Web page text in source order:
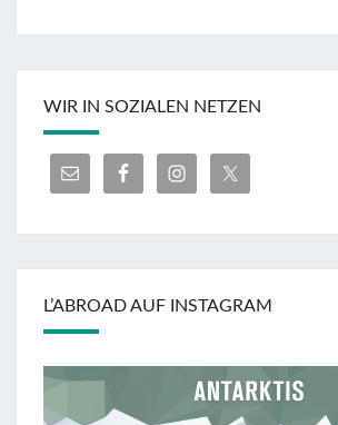
WIR IN SOZIALEN NETZEN
L’ABROAD AUF INSTAGRAM